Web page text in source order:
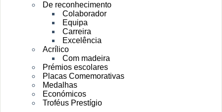
De reconhecimento
Colaborador
Equipa
Carreira
Excelência
Acrílico
Com madeira
Prémios escolares
Placas Comemorativas
Medalhas
Económicos
Troféus Prestígio